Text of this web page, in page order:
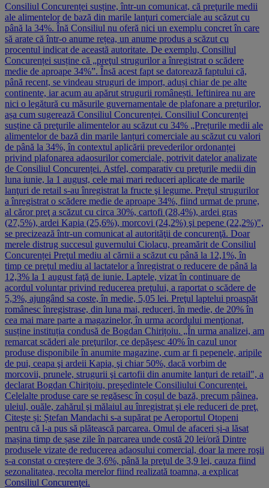
Consiliul Concurenței susține, într-un comunicat, că preţurile medii
ale alimentelor de bază din marile lanţuri comerciale au scăzut cu
până la 34%. Înă Consiliul nu oferă nici un exemplu concret în care
să arate că într-o anume rețea, un anume produs a scăzut cu
procentul indicat de această autoritate. De exemplu, Consiliul
Concurenței susține că „preţul strugurilor a înregistrat o scădere
medie de aproape 34%”. Însă acest fapt se datorează faptului că,
până recent, se vindeau struguri de import, aduși chiar de pe alte
continente, iar acum au apărut strugurii românești. Ieftinirea nu are
nici o legătură cu măsurile guvernamentale de plafonare a prețurilor,
așa cum sugerează Consiliul Concurenței. Consiliul Concurenței
susține că preţurile alimentelor au scăzut cu 34% „Prețurile medii ale
alimentelor de bază din marile lanțuri comerciale au scăzut cu valori
de până la 34%, în contextul aplicării prevederilor ordonanței
privind plafonarea adaosurilor comerciale, potrivit datelor analizate
de Consiliul Concurenței. Astfel, comparativ cu preţurile medii din
luna iunie, la 1 august, cele mai mari reduceri aplicate de marile
lanţuri de retail s-au înregistrat la fructe şi legume. Preţul strugurilor
a înregistrat o scădere medie de aproape 34%, fiind urmat de prune,
al căror preţ a scăzut cu circa 30%, cartofi (28,4%), ardei gras
(27,5%), ardei Kapia (25,6%), morcovi (24,2%) şi pepene (22,2%)",
se precizează într-un comunicat al autorităţii de concurenţă. Doar
merele distrug succesul guvernului Ciolacu, preamărit de Consiliul
Concurenței Preţul mediu al cărnii a scăzut cu până la 12,1%, în
timp ce preţul mediu al lactatelor a înregistrat o reducere de până la
12,3% la 1 august faţă de iunie. Laptele, vizat în continuare de
acordul voluntar privind reducerea preţului, a raportat o scădere de
5,3%, ajungând sa coste, în medie, 5,05 lei. Preţul laptelui proaspăt
românesc înregistrase, din luna mai, reduceri, în medie, de 20% în
cea mai mare parte a magazinelor, în urma acordului menţionat,
susține instituția condusă de Bogdan Chirițoiu. „În urma analizei, am
remarcat scăderi ale preţurilor, ce depăşesc 40% în cazul unor
produse disponibile în anumite magazine, cum ar fi pepenele, aripile
de pui, ceapa şi ardeii Kapia, şi chiar 50%, dacă vorbim de
morcovii, prunele, strugurii şi cartofii din anumite lanţuri de retail", a
declarat Bogdan Chiriţoiu, preşedintele Consiliului Concurenţei.
Celelalte produse care se regăsesc în coşul de bază, precum pâinea,
uleiul, ouăle, zahărul şi mălaiul au înregistrat şi ele reduceri de preţ.
Citește și: Ștefan Mandachi s-a supărat pe Aeroportul Otopeni
pentru că l-a pus să plătească parcarea. Omul de afaceri și-a lăsat
mașina timp de șase zile în parcarea unde costă 20 lei/oră Dintre
produsele vizate de reducerea adaosului comercial, doar la mere roşii
s-a constat o creştere de 3,6%, până la preţul de 3,9 lei, cauza fiind
sezonalitatea, recolta merelor fiind realizată toamna, a explicat
Consiliul Concurenţei.